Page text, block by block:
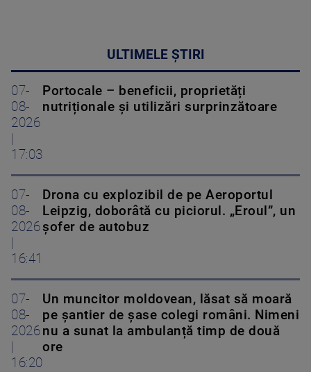
ULTIMELE ȘTIRI
07-
08-
2026
17:03
Portocale – beneficii, proprietăți
nutriționale și utilizări surprinzătoare
07-
08-
2026
16:41
Drona cu explozibil de pe Aeroportul
Leipzig, doborâtă cu piciorul. „Eroul”, un
șofer de autobuz
07-
08-
2026
16:20
Un muncitor moldovean, lăsat să moară
pe șantier de șase colegi români. Nimeni
nu a sunat la ambulanță timp de două
ore